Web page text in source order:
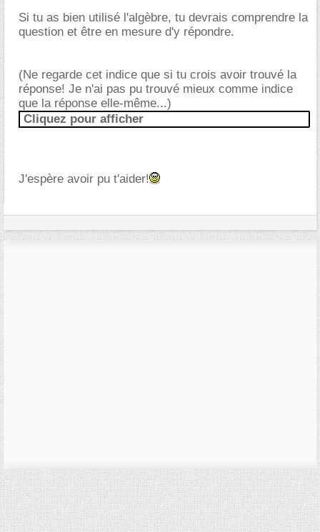
Si tu as bien utilisé l'algèbre, tu devrais comprendre la
question et être en mesure d'y répondre.
(Ne regarde cet indice que si tu crois avoir trouvé la
réponse! Je n'ai pas pu trouvé mieux comme indice
que la réponse elle-même...)
Cliquez pour afficher
J'espère avoir pu t'aider!